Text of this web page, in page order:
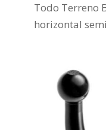
Todo Terreno
horizontal